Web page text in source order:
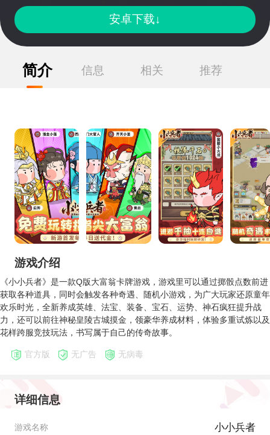
安卓下载↓
简介 信息 相关 推荐
游戏介绍
《小小兵者》是一款Q版大富翁卡牌游戏，游戏里可以通过掷骰点数前进
获取各种道具，同时会触发各种奇遇、随机小游戏，为广大玩家还原童年
欢乐时光，全新养成英雄、法宝、装备、宝石、运势、神石疯狂提升战
力，还可以前往神秘皇陵古城摸金，领豪华养成材料，体验多重试炼以及
花样跨服竞技玩法，书写属于自己的传奇故事。
官方版 无广告 无病毒
详细信息
游戏名称 小小兵者